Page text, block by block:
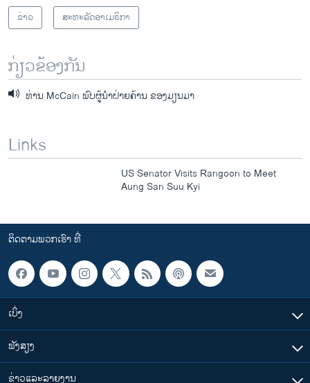
ຂ່າວ
ສະຫະລັດອາເມຣິກາ
ກ່ຽວຂ້ອງກັນ
ທ່ານ McCain ພົບຜູ້ນຳຝ່າຍຄ້ານ ຂອງມຽນມາ
Links
US Senator Visits Rangoon to Meet
Aung San Suu Kyi
ຕິດຕາມພວກເຮົາ ທີ່
ເບິ່ງ
ຟັງສຽງ
ຂ່າວແລະລາຍງານ